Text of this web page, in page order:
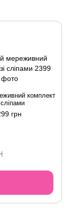
комплект
сліпами
грн